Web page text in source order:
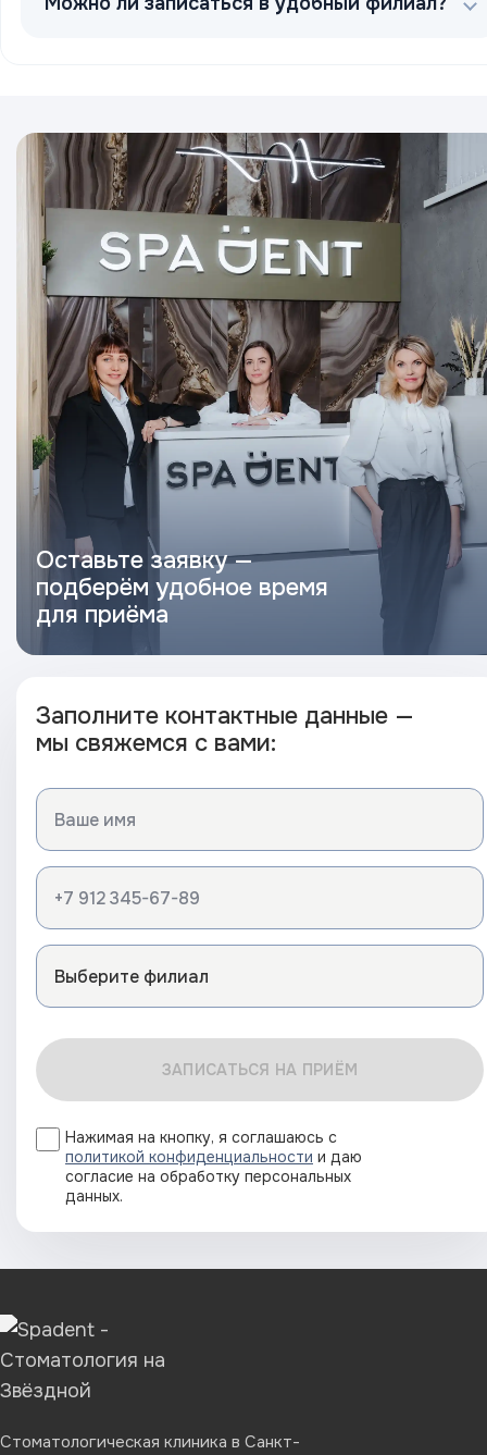
Оставьте заявку —
подберём удобное время
для приёма
Заполните контактные данные —
мы свяжемся с вами:
ЗАПИСАТЬСЯ НА ПРИЁМ
Нажимая на кнопку, я соглашаюсь с
политикой конфиденциальности и даю
согласие на обработку персональных
данных.
Стоматологическая клиника в Санкт-